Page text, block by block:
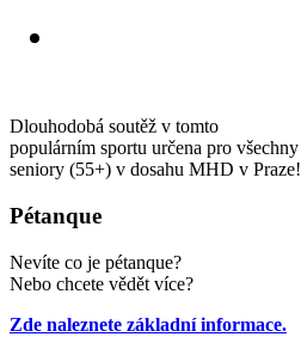
Dlouhodobá soutěž v tomto
populárním sportu určena pro všechny
seniory (55+) v dosahu MHD v Praze!
Pétanque
Nevíte co je pétanque?
Nebo chcete vědět více?
Zde naleznete základní informace.